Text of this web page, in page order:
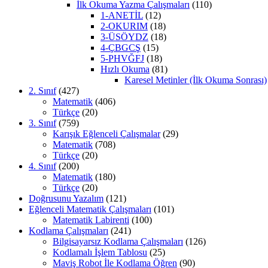
İlk Okuma Yazma Çalışmaları (110)
1-ANETİL (12)
2-OKURIM (18)
3-ÜSÖYDZ (18)
4-ÇBGCŞ (15)
5-PHVĞFJ (18)
Hızlı Okuma (81)
Karesel Metinler (İlk Okuma Sonrası)
2. Sınıf(427)
Matematik (406)
Türkçe (20)
3. Sınıf(759)
Karışık Eğlenceli Çalışmalar(29)
Matematik (708)
Türkçe (20)
4. Sınıf(200)
Matematik (180)
Türkçe (20)
Doğrusunu Yazalım (121)
Eğlenceli Matematik Çalışmaları (101)
Matematik Labirenti (100)
Kodlama Çalışmaları (241)
Bilgisayarsız Kodlama Çalışmaları (126)
Kodlamalı İşlem Tablosu (25)
Maviş Robot İle Kodlama Öğren (90)